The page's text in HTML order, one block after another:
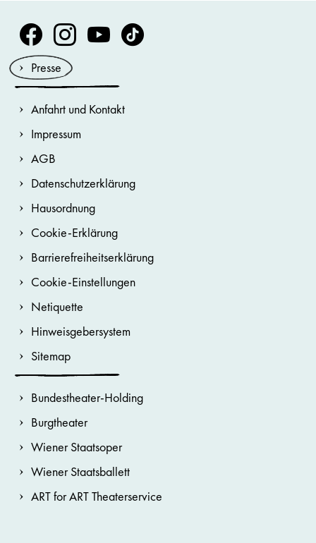
Volksoper Facebook
Volksoper Instagram
Volksoper Youtube
Volksoper TikTok
Presse
Anfahrt und Kontakt
Impressum
AGB
Datenschutzerklärung
Hausordnung
Cookie-Erklärung
Barrierefreiheitserklärung
Cookie-Einstellungen
Netiquette
Hinweisgebersystem
Sitemap
Bundestheater-Holding
Burgtheater
Wiener Staatsoper
Wiener Staatsballett
ART for ART Theaterservice